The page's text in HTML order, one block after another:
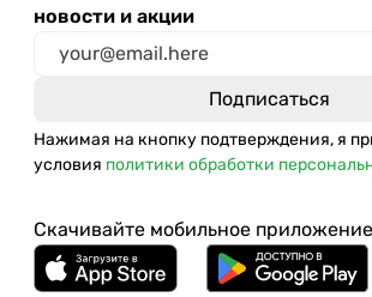
новости и акции
Нажимая на кнопку подтверждения, я
условия политики обработки
Скачивайте мобильное